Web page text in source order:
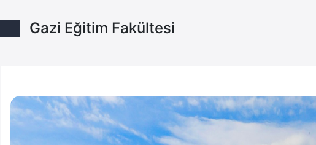
Gazi Eğitim Fakültesi